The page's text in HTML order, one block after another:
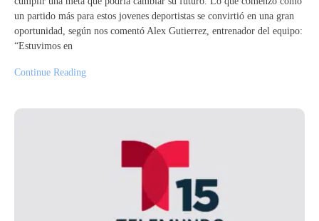
un partido más para estos jovenes deportistas se convirtió en una gran
oportunidad, según nos comentó Alex Gutierrez, entrenador del equipo:
“Estuvimos en
Continue Reading